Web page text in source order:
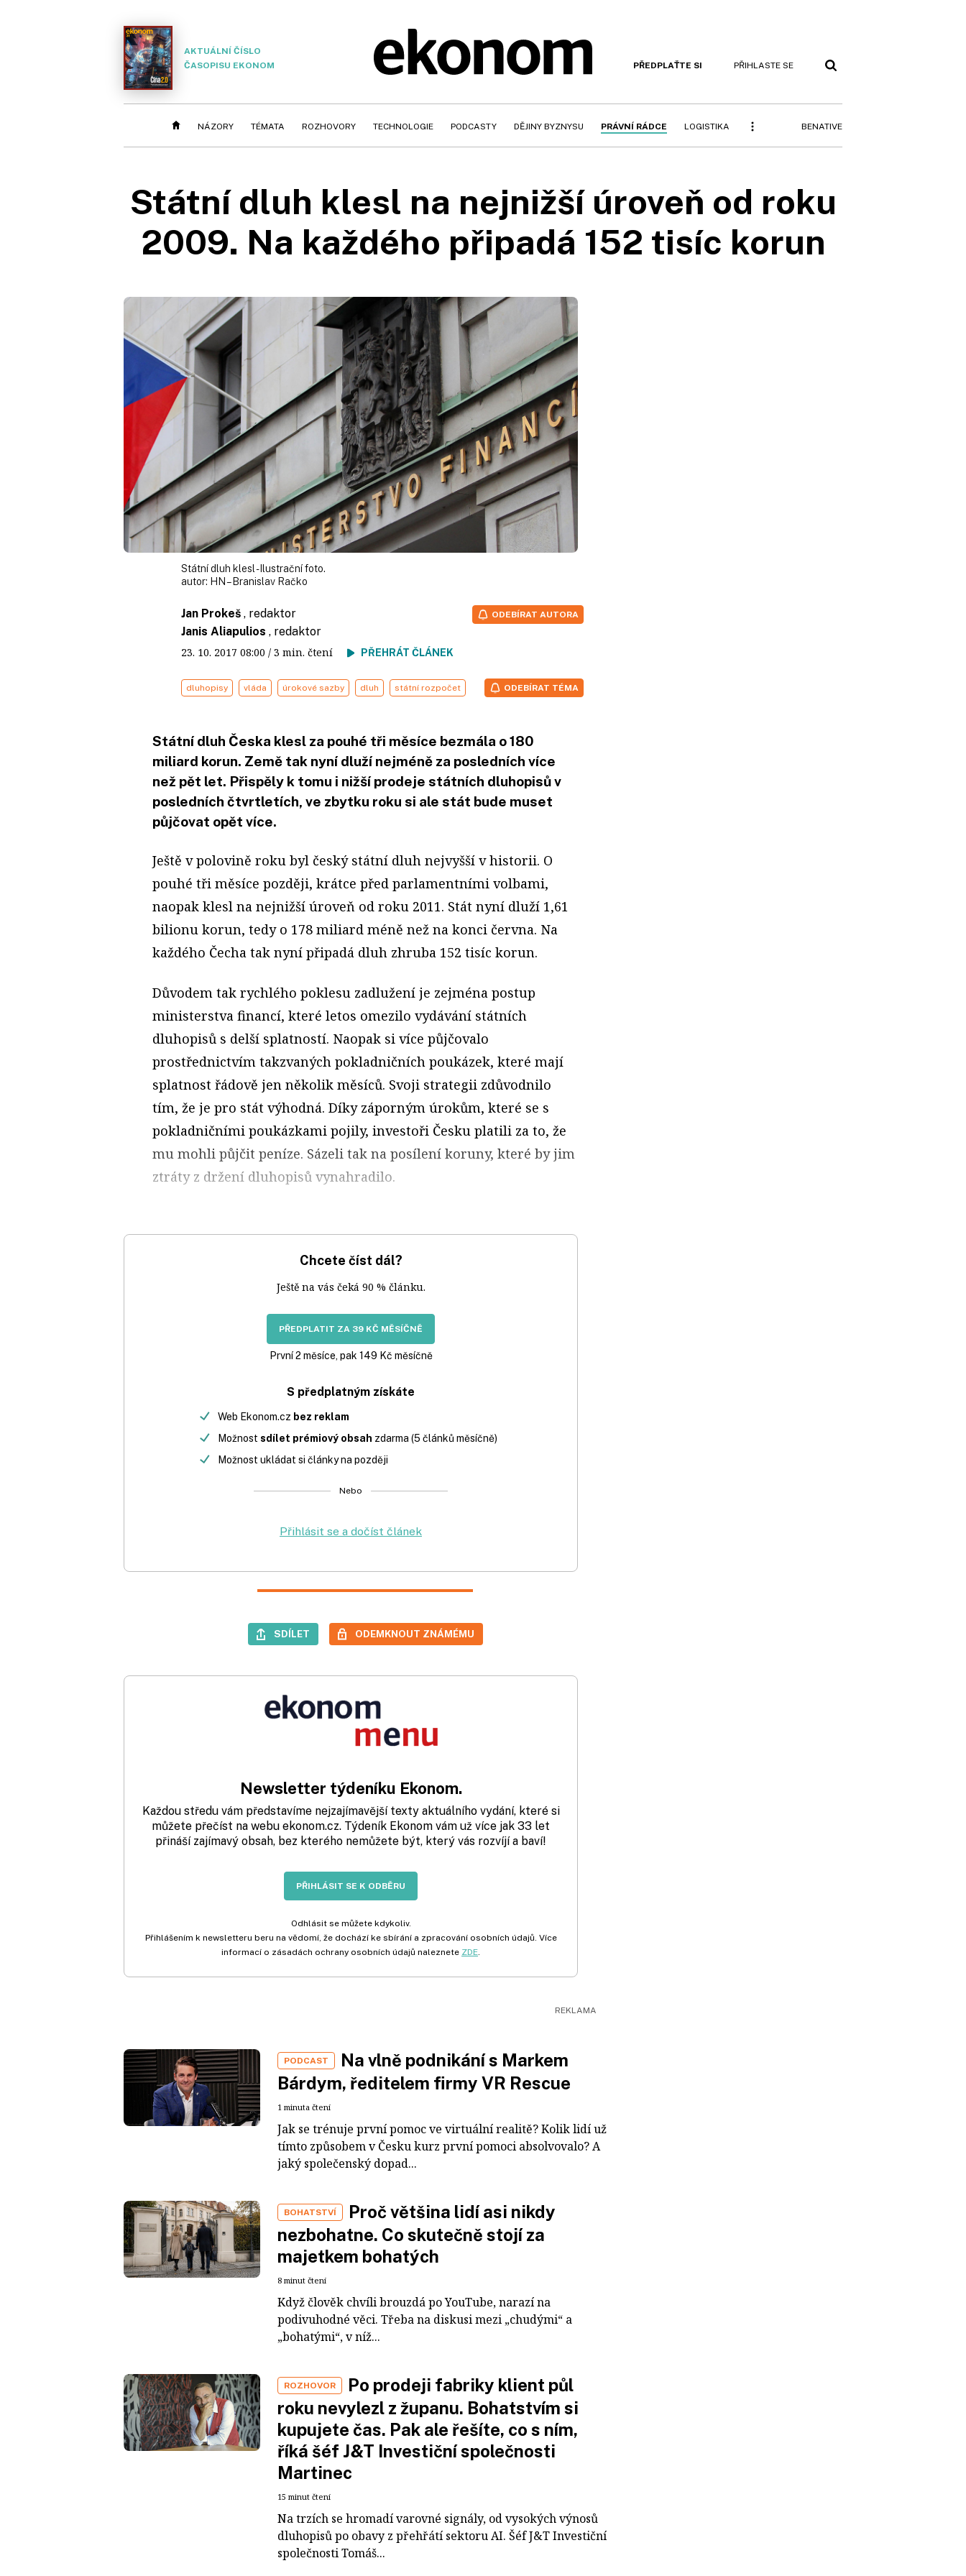
AKTUÁLNÍ ČÍSLO
ČASOPISU EKONOM
PŘEDPLAŤTE SI PŘIHLASTE SE
NÁZORY TÉMATA ROZHOVORY TECHNOLOGIE PODCASTY DĚJINY BYZNYSU PRÁVNÍ RÁDCE LOGISTIKA BENATIVE
Státní dluh klesl na nejnižší úroveň od roku
2009. Na každého připadá 152 tisíc korun
Státní dluh klesl - Ilustrační foto.
autor: HN – Branislav Račko
Jan Prokeš , redaktor
Janis Aliapulios , redaktor
23. 10. 2017 08:00 / 3 min. čtení PŘEHRÁT ČLÁNEK
ODEBÍRAT AUTORA
dluhopisy vláda úrokové sazby dluh státní rozpočet ODEBÍRAT TÉMA
Státní dluh Česka klesl za pouhé tři měsíce bezmála o 180
miliard korun. Země tak nyní dluží nejméně za posledních více
než pět let. Přispěly k tomu i nižší prodeje státních dluhopisů v
posledních čtvrtletích, ve zbytku roku si ale stát bude muset
půjčovat opět více.
Ještě v polovině roku byl český státní dluh nejvyšší v historii. O
pouhé tři měsíce později, krátce před parlamentními volbami,
naopak klesl na nejnižší úroveň od roku 2011. Stát nyní dluží 1,61
bilionu korun, tedy o 178 miliard méně než na konci června. Na
každého Čecha tak nyní připadá dluh zhruba 152 tisíc korun.
Důvodem tak rychlého poklesu zadlužení je zejména postup
ministerstva financí, které letos omezilo vydávání státních
dluhopisů s delší splatností. Naopak si více půjčovalo
prostřednictvím takzvaných pokladničních poukázek, které mají
splatnost řádově jen několik měsíců. Svoji strategii zdůvodnilo
tím, že je pro stát výhodná. Díky záporným úrokům, které se s
pokladničními poukázkami pojily, investoři Česku platili za to, že
mu mohli půjčit peníze. Sázeli tak na posílení koruny, které by jim
ztráty z držení dluhopisů vynahradilo.
Chcete číst dál?
Ještě na vás čeká 90 % článku.
PŘEDPLATIT ZA 39 KČ MĚSÍČNĚ
První 2 měsíce, pak 149 Kč měsíčně
S předplatným získáte
Web Ekonom.cz bez reklam
Možnost sdílet prémiový obsah zdarma (5 článků měsíčně)
Možnost ukládat si články na později
Nebo
Přihlásit se a dočíst článek
SDÍLET ODEMKNOUT ZNÁMÉMU
Newsletter týdeníku Ekonom.
Každou středu vám představíme nejzajímavější texty aktuálního vydání, které si
můžete přečíst na webu ekonom.cz. Týdeník Ekonom vám už více jak 33 let
přináší zajímavý obsah, bez kterého nemůžete být, který vás rozvíjí a baví!
PŘIHLÁSIT SE K ODBĚRU
Odhlásit se můžete kdykoliv.
Přihlášením k newsletteru beru na vědomí, že dochází ke sbírání a zpracování osobních údajů. Více
informací o zásadách ochrany osobních údajů naleznete ZDE
PODCAST
Na vlně podnikání s Markem
Bárdym, ředitelem firmy VR Rescue
1 minuta čtení
Jak se trénuje první pomoc ve virtuální realitě? Kolik lidí už
tímto způsobem v Česku kurz první pomoci absolvovalo? A
jaký společenský dopad...
BOHATSTVÍ
Proč většina lidí asi nikdy
nezbohatne. Co skutečně stojí za
majetkem bohatých
8 minut čtení
Když člověk chvíli brouzdá po YouTube, narazí na
podivuhodné věci. Třeba na diskusi mezi „chudými“ a
„bohatými“, v níž...
ROZHOVOR
Po prodeji fabriky klient půl
roku nevylezl z županu. Bohatstvím si
kupujete čas. Pak ale řešíte, co s ním,
říká šéf J&T Investiční společnosti
Martinec
15 minut čtení
Na trzích se hromadí varovné signály, od vysokých výnosů
dluhopisů po obavy z přehřátí sektoru AI. Šéf J&T Investiční
společnosti Tomáš...